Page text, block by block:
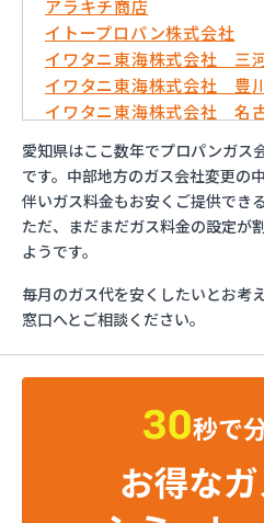
アラキチ商店
イトープロパン株式会社
イワタニ東海株式会社 三
イワタニ東海株式会社 豊
イワタニ東海株式会社 名
イワタニ東海株式会社 名
およべプロパン
ガスショップイチカワ
ガステックサービス株式
ガステックサービス株式会
ガステックサービス株式
ガステックサービス株式会
ガステックサービス株式
ガステックサービス株式
ガステックサービス株式
ガステックサービス株式会
愛知県はここ数年でプロパンガス
です。中部地方のガス会社変更の
伴いガス料金もお安くご提供でき
ただ、まだまだガス料金の設定が
ようです。
毎月のガス代を安くしたいとお考
窓口へとご相談ください。